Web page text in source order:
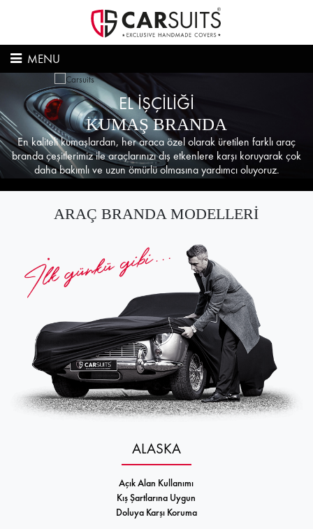
MENU
EL İŞÇİLİĞİ
KUMAŞ BRANDA
En kaliteli kumaşlardan, her araca özel olarak üretilen farklı araç
branda çeşitlerimiz ile araçlarınızı dış etkenlere karşı koruyarak çok
daha bakımlı ve uzun ömürlü olmasına yardımcı oluyoruz.
ALASKA
Açık Alan Kullanımı
Kış Şartlarına Uygun
Doluya Karşı Koruma
ARAÇ BRANDA MODELLERİ